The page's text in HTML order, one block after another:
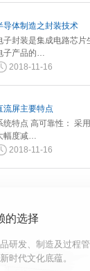
导体制造之封装技术
子封装是集成电路芯
子产品的…
2018-11-16
流屏主要特点
统特点 高可靠性： 采
幅度减…
2018-11-16
的选择
研发、制造及过程
时代文化底蕴。